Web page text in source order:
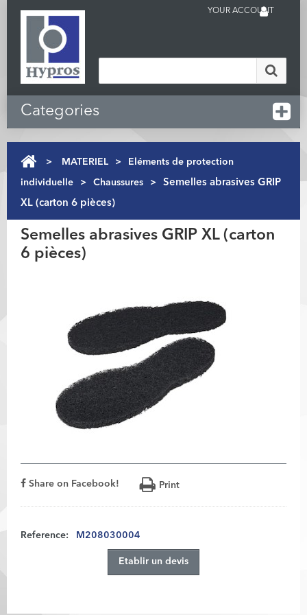
YOUR ACCOUNT
Categories
> MATERIEL > Eléments de protection
individuelle > Chaussures >
Semelles abrasives GRIP
XL (carton 6 pièces)
Semelles abrasives GRIP XL (carton
6 pièces)
Share on Facebook! Print
Reference: M208030004
Etablir un devis